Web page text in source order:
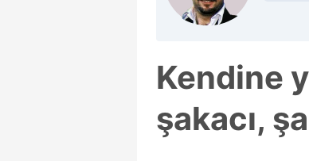
Kendine
şakacı,